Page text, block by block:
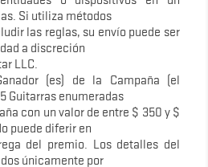
Si utiliza métodos
las reglas, su envío puede ser
a discreción
LLC.
(es) de la Campaña (el
Guitarras enumeradas
con un valor de entre $ 350 y $
puede diferir en
del premio. Los detalles del
únicamente por